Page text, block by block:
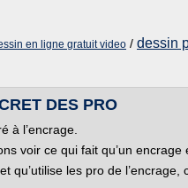
en ligne gratuit video / dessin
DES PRO
à l’encrage.
voir ce qui fait qu’un encrage
qu’utilise les pro de l’encrage,